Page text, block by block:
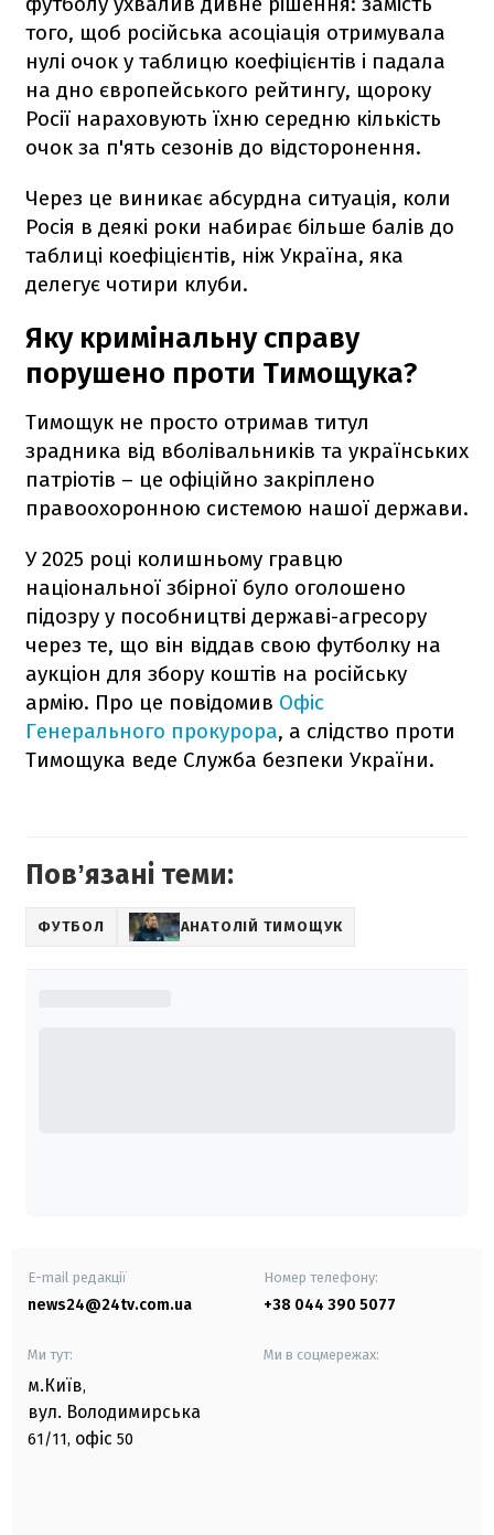
того, щоб російська асоціація отримувала
нулі очок у таблицю коефіцієнтів і падала
на дно європейського рейтингу, щороку
Росії нараховують їхню середню кількість
очок за п'ять сезонів до відсторонення.
Через це виникає абсурдна ситуація, коли
Росія в деякі роки набирає більше балів до
таблиці коефіцієнтів, ніж Україна, яка
делегує чотири клуби.
Яку кримінальну справу
порушено проти Тимощука?
Тимощук не просто отримав титул
зрадника від вболівальників та українських
патріотів – це офіційно закріплено
правоохоронною системою нашої держави.
У 2025 році колишньому гравцю
національної збірної було оголошено
підозру у пособництві державі-агресору
через те, що він віддав свою футболку на
аукціон для збору коштів на російську
армію. Про це повідомив Офіс
Генерального прокурора, а слідство проти
Тимощука веде Служба безпеки України.
Повʼязані теми:
ФУТБОЛ АНАТОЛІЙ ТИМОЩУК
E-mail редакції
news24@24tv.com.ua
Номер телефону:
+38 044 390 5077
Ми тут:
м.Київ,
вул. Володимирська
61/11, офіс 50
Ми в соцмережах: